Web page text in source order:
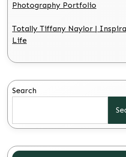
Photography Portfolio
Totally Tiffany Naylor |
Life
Search